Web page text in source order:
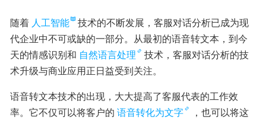
随着 人工智能
技术的不断发展，客服对话分析已成为现
代企业中不可或缺的一部分。从最初的语音转文本，到今
天的情感识别和 自然语言处理
技术，客服对话分析的技
术升级与商业应用正日益受到关注。
语音转文本技术的出现，大大提高了客服代表的工作效
率。它不仅可以将客户的 语音转化为文字
，也可以将这